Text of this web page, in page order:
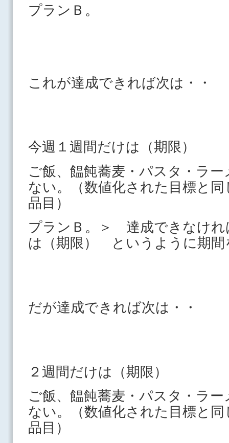
プランＢ。
これが達成できれば次は・・
今週１週間だけは（期限）
ご飯、饂飩蕎麦・パスタ・ラ
ない。（数値化された目標と
品目）
プランＢ。＞ 達成できなけ
は（期限） というように期間
だが達成できれば次は・・
２週間だけは（期限）
ご飯、饂飩蕎麦・パスタ・ラ
ない。（数値化された目標と
品目）